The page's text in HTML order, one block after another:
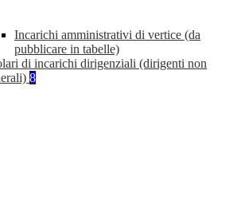
Incarichi amministrativi di vertice (da
pubblicare in tabelle)
di incarichi dirigenziali (dirigenti non
8